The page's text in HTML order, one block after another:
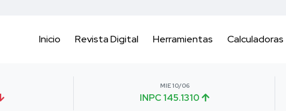
Inicio Revista Digital Herramientas Calculadoras
MIE 10/06
INPC 145.1310